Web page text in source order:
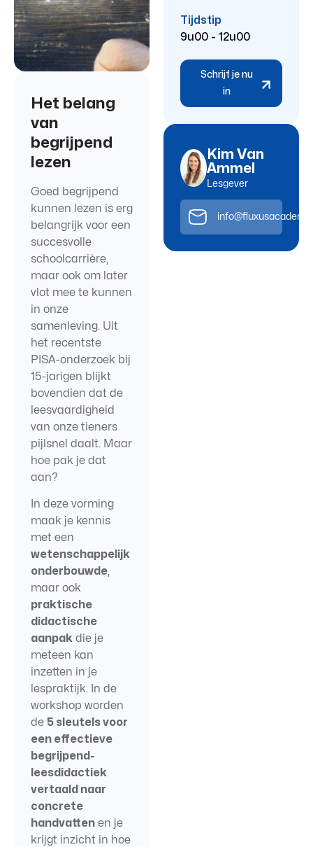
Het belang
van
begrijpend
lezen
Goed begrijpend
kunnen lezen is erg
belangrijk voor een
succesvolle
schoolcarrière,
maar ook om later
vlot mee te kunnen
in onze
samenleving. Uit
het recentste
PISA-onderzoek bij
15-jarigen blijkt
bovendien dat de
leesvaardigheid
van onze tieners
pijlsnel daalt. Maar
hoe pak je dat
aan?
In deze vorming
maak je kennis
met een
wetenschappelijk
onderbouwde,
maar ook
praktische
didactische
aanpak die je
meteen kan
inzetten in je
lespraktijk. In de
workshop worden
de 5 sleutels voor
een effectieve
begrijpend-
leesdidactiek
vertaald naar
concrete
handvatten en je
krijgt inzicht in hoe
Tijdstip
9u00 - 12u00
Schrijf je nu
in
Kim Van
Ammel
Lesgever